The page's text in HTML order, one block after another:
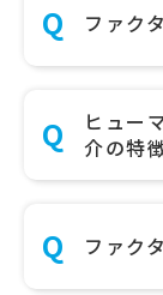
ファク
ヒュー
介の特
ファク